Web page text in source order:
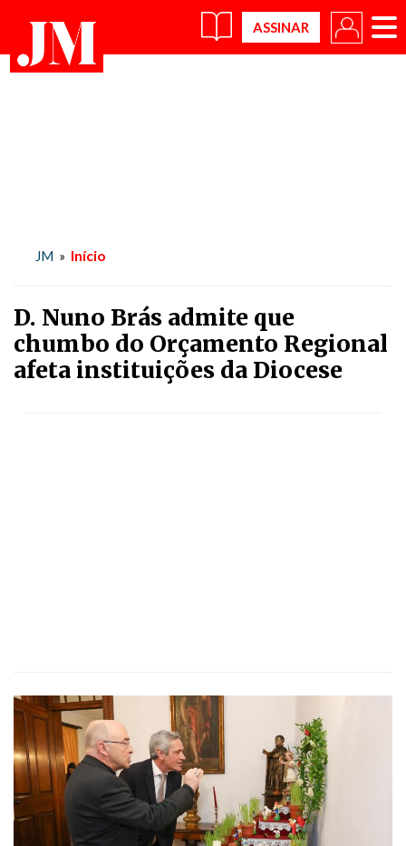
×
JM » Início
D. Nuno Brás admite que
chumbo do Orçamento Regional
afeta instituições da Diocese